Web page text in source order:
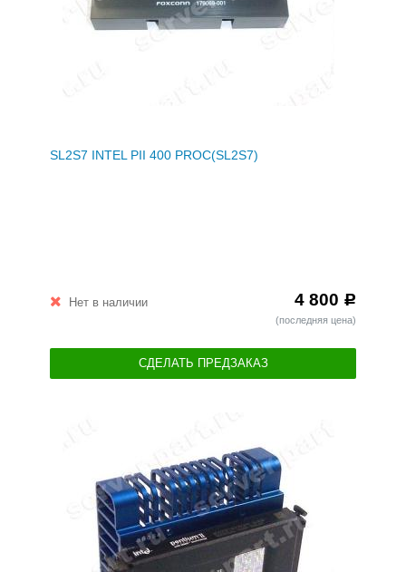
SL2S7 INTEL PII 400 PROC(SL2S7)
Нет в наличии 4 800 Р
(последняя цена)
СДЕЛАТЬ ПРЕДЗАКАЗ